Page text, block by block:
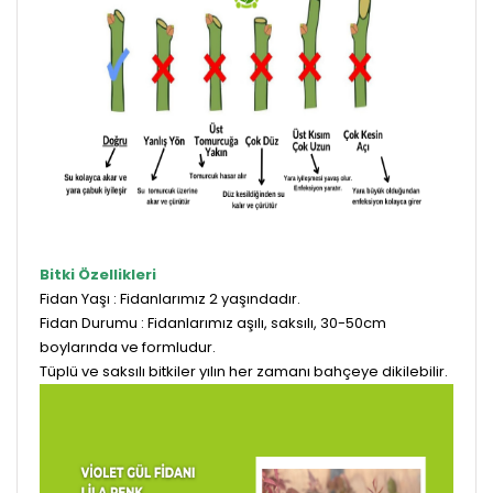
Bitki Özellikleri
Fidan Yaşı : Fidanlarımız 2 yaşındadır.
Fidan Durumu : Fidanlarımız aşılı, saksılı, 30-50cm
boylarında ve formludur.
Tüplü ve saksılı bitkiler yılın her zamanı bahçeye dikilebilir.